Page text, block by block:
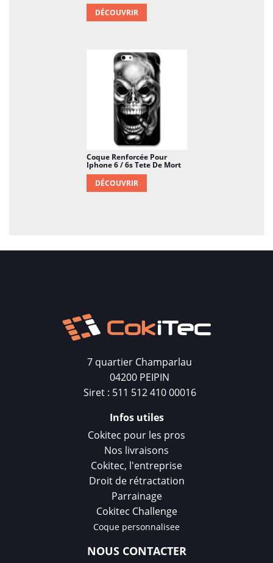
DÉCOUVRIR
Coque Renforcée Pour
Iphone 6 / 6s Tete De Mort
DÉCOUVRIR
7 quartier Champarlau
04200 PEIPIN
Siret : 511 512 410 00016
Infos utiles
Cokitec pour les pros
Nos livraisons
Cokitec, l'entreprise
Droit de rétractation
Parrainage
Cokitec Challenge
Coque personnalisee
NOUS CONTACTER